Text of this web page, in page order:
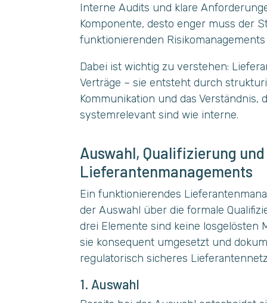
Interne Audits und klare
Komponente, desto enger muss der
funktionierenden
Dabei ist wichtig zu verstehen:
Verträge – sie entsteht durch
Kommunikation und das Verständnis,
systemrelevant sind wie interne.
Auswahl, Qualifizierung
Lieferantenmanagements
Ein funktionierendes
der Auswahl über die formale
drei Elemente sind keine losgelösten
sie konsequent umgesetzt und
regulatorisch sicheres
1. Auswahl